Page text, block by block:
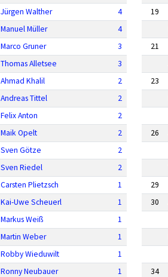
Jürgen Walther
4
Manuel Müller
4
Marco Gruner
3
Thomas Alletsee
3
Ahmad Khalil
2
Andreas Tittel
2
Felix Anton
2
Maik Opelt
2
Sven Götze
2
Sven Riedel
2
Carsten Plietzsch
1
Kai-Uwe Scheuerl
1
Markus Weiß
1
Martin Weber
1
Robby Wieduwilt
1
Ronny Neubauer
1
19
21
23
26
29
30
34